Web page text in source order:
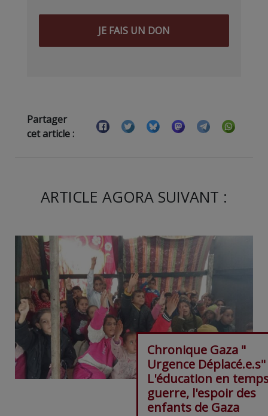
JE FAIS UN DON
Partager
cet article :
ARTICLE AGORA SUIVANT :
Chronique Gaza "
Urgence
L'éducation en
guerre, l'espoir des
enfants de Gaza